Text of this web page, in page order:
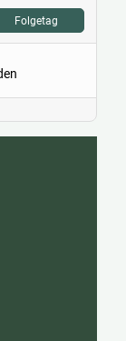
Folgetag